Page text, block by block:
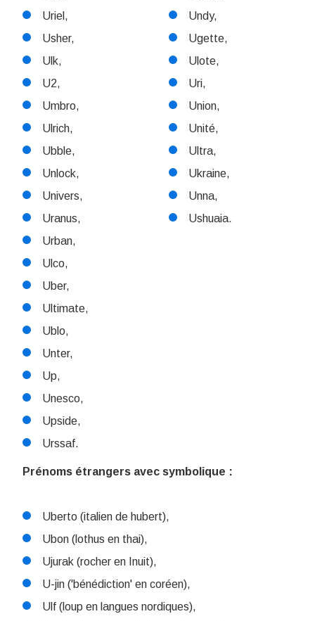
Uriel,
Usher,
Ulk,
U2,
Umbro,
Ulrich,
Ubble,
Unlock,
Univers,
Uranus,
Urban,
Ulco,
Uber,
Ultimate,
Ublo,
Unter,
Up,
Unesco,
Upside,
Urssaf.
Undy,
Ugette,
Ulote,
Uri,
Union,
Unité,
Ultra,
Ukraine,
Unna,
Ushuaia.
Prénoms étrangers avec symbolique :
Uberto (italien de hubert),
Ubon (lothus en thai),
Ujurak (rocher en Inuit),
U-jin ('bénédiction' en coréen),
Ulf (loup en langues nordiques),